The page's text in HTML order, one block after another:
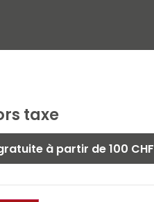
taxe
à partir de 100 CHF